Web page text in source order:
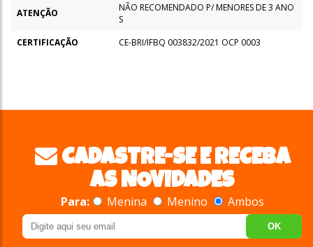
ATENÇÃO
NÃO RECOMENDADO P/ MENORES DE 3 ANO
S
CERTIFICAÇÃO
CE-BRI/IFBQ 003832/2021 OCP 0003
CADASTRE-SE E RECEBA
AS NOVIDADES
Para: Menina Menino Ambos
OK